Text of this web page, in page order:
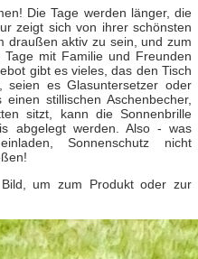
Die Tage werden länger, die
zeigt sich von ihrer schönsten
draußen aktiv zu sein, und zum
mit Familie und Freunden
gibt es vieles, das den Tisch
es Glasuntersetzer oder
stillischen Aschenbecher,
sitzt, kann die Sonnenbrille
abgelegt werden. Also - was
Sonnenschutz nicht
um zum Produkt oder zur